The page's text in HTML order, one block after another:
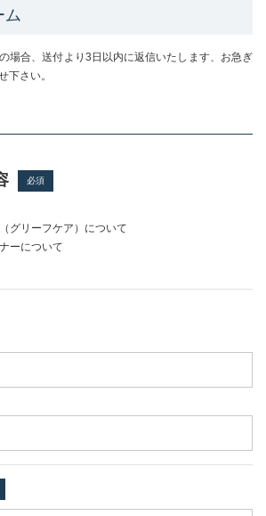
ム
場合、送付より3日以内に返信いたします、お急ぎ
下さい。
必須
グリーフケア）について
ーについて